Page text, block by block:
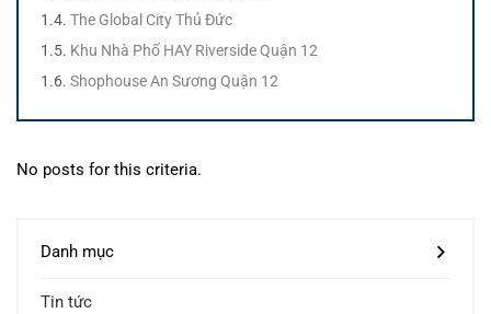
The Global City Thủ Đức
Khu Nhà Phố HAY Riverside Quận 12
Shophouse An Sương Quận 12
No posts for this criteria.
Danh mục
Tin tức